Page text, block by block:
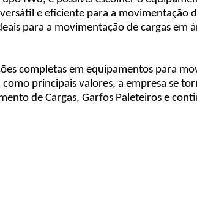
e eficiente para a movimentação
para a movimentação de cargas em
completas em equipamentos para
principais valores, a empresa se
de Cargas, Garfos Paleteiros e